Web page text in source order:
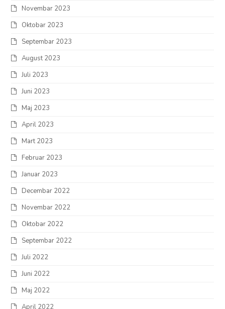
Novembar 2023
Oktobar 2023
Septembar 2023
August 2023
Juli 2023
Juni 2023
Maj 2023
April 2023
Mart 2023
Februar 2023
Januar 2023
Decembar 2022
Novembar 2022
Oktobar 2022
Septembar 2022
Juli 2022
Juni 2022
Maj 2022
April 2022